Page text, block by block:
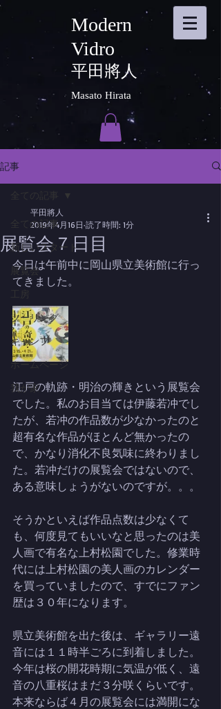
Modern
Vidro
平田將人
Masato Hirata
記事
全ての記事
新しいスタート
展覧会
ツーリング
キャンプ
ホームページ
我が家
展覧会７日目
平田將人
2019年4月16日 読了時間: 1分
今日は午前中に岡山県立美術館に行っ
てきました。
江戸の軌跡・明治の輝きという展覧会
でした。私のお目当ては伊藤若冲でし
たが、若冲の作品数が少なかったのと
超有名な作品がほとんど無かったの
で、かなり消化不良気味に終わりまし
た。若冲だけの展覧会ではないので、
ある意味しょうがないのですが。。。
そうかといえば作品点数は少なくて
も、何度見てもいいなと思ったのは美
人画で有名な上村松園でした。修業時
代には上村松園の美人画のカレンダー
を買っていましたので、すでにファン
歴は３０年になります。
県立美術館を出た後は、ギャラリー遠
音には１１時半ごろに到着しました。
今年は桜の開花時期に気温が低く、遠
音の八重桜はまだ３分咲くらいです。
本来ならば４月の展覧会には満開にな